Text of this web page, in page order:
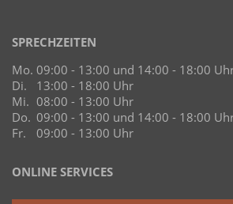
SPRECHZEITEN
Mo. 09:00 - 13:00 und 14:00 - 18:00
Di.
13:00 - 18:00 Uhr
Mi. 08:00 - 13:00 Uhr
Do. 09:00 - 13:00 und 14:00 - 18:00
Fr.
09:00 - 13:00 Uhr
ONLINE SERVICES